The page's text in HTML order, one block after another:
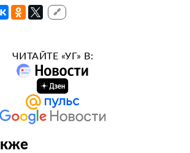
🔗
ЧИТАЙТЕ «УГ» В: